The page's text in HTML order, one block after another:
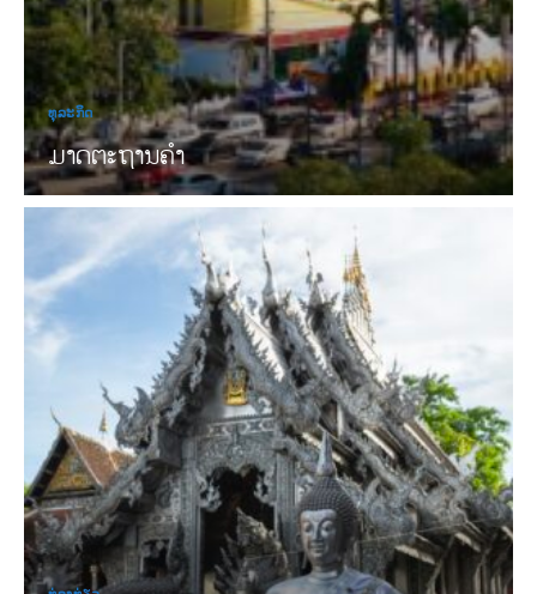
ທຸລະກິດ
ມາດຕະຖານຄໍາ